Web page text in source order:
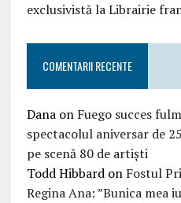
exclusivistă la Librairie
COMENTARII RECENTE
Danaon Fuego succes
spectacolul aniversar de
pe scenă 80 de artiști
Todd Hibbardon Fostul
Regina Ana: ”Bunica mea